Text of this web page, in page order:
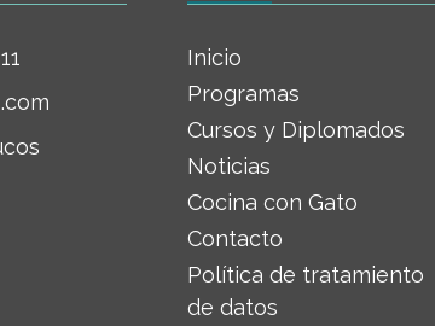
Inicio
Programas
Cursos y Diplomados
Noticias
Cocina con Gato
Contacto
Política de tratamiento
de datos